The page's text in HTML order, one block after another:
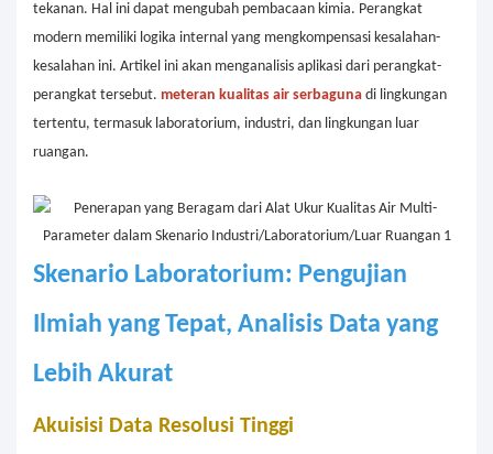
tekanan. Hal ini dapat mengubah pembacaan kimia. Perangkat
modern memiliki logika internal yang mengkompensasi kesalahan-
kesalahan ini. Artikel ini akan menganalisis aplikasi dari perangkat-
perangkat tersebut. meteran kualitas air serbaguna di lingkungan
tertentu, termasuk laboratorium, industri, dan lingkungan luar
ruangan.
Skenario Laboratorium: Pengujian
Ilmiah yang Tepat, Analisis Data yang
Lebih Akurat
Akuisisi Data Resolusi Tinggi